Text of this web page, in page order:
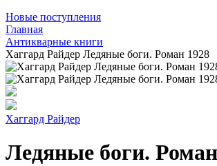
Новые поступления
Главная
Антикварные книги
Хаггард Райдер Ледяные боги. Роман 1928
Хаггард Райдер
Ледяные боги. Роман